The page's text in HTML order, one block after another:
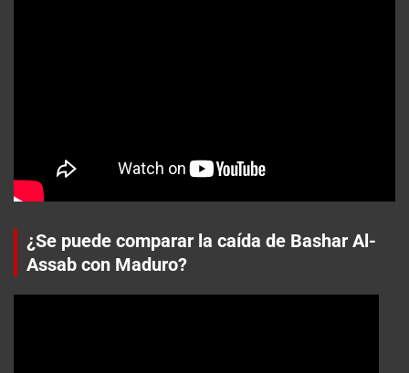
¿Se puede comparar la caída de Bashar Al-
Assab con Maduro?